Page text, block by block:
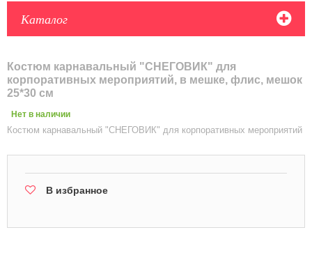
Каталог
Костюм карнавальный "СНЕГОВИК" для
корпоративных мероприятий, в мешке, флис, мешок
25*30 см
Нет в наличии
Костюм карнавальный "СНЕГОВИК" для корпоративных мероприятий
В избранное